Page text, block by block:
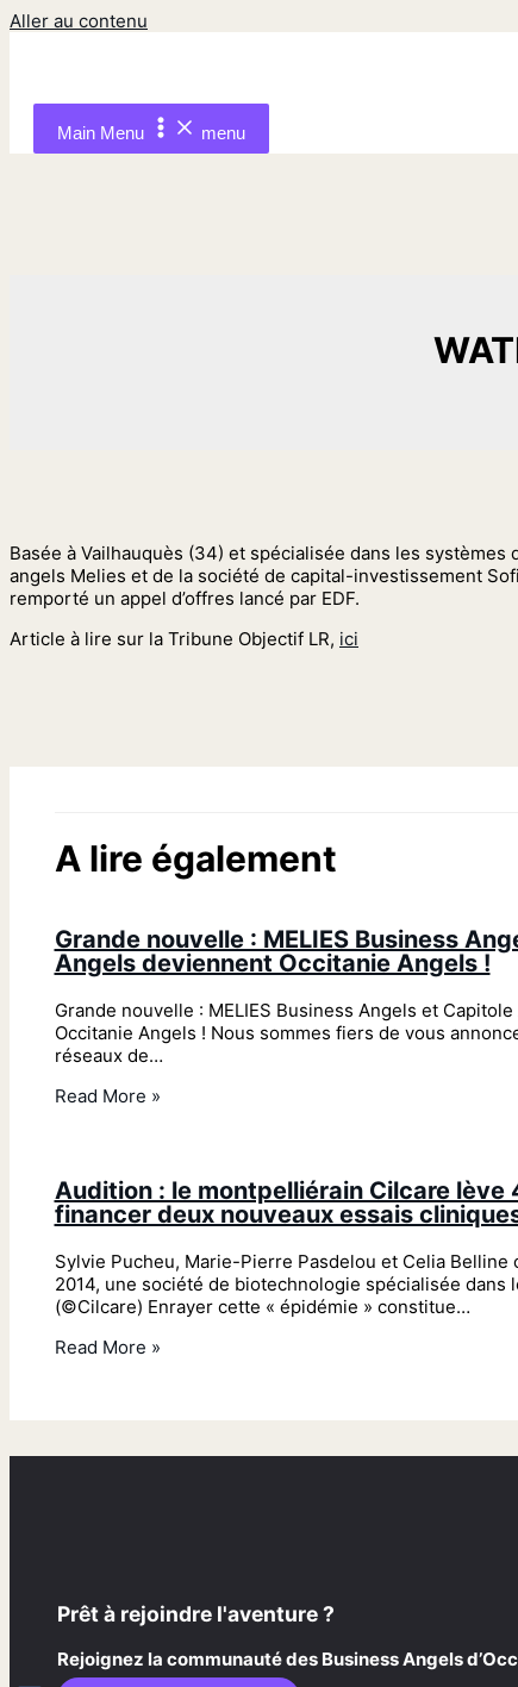
Aller au contenu
Main Menu menu
Basée à Vailhauquès (34) et spécialisée dans les
angels Melies et de la société de capital-investissement
remporté un appel d’offres lancé par EDF.
Article à lire sur la Tribune Objectif LR, ici
A lire également
Grande nouvelle : MELIES Business
Angels deviennent Occitanie Angels !
Grande nouvelle : MELIES Business Angels et
Occitanie Angels ! Nous sommes fiers de vous
réseaux de…
Read More »
Audition : le montpelliérain Cilcare lève
financer deux nouveaux essais
Sylvie Pucheu, Marie-Pierre Pasdelou et Celia Belline
2014, une société de biotechnologie spécialisée dans
(©Cilcare) Enrayer cette « épidémie » constitue…
Read More »
Prêt à rejoindre l'aventure ?
Rejoignez la communauté des Business Angels